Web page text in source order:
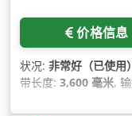
价格信息
状况: 非常好（已使用）
带长度: 3,600 毫米,